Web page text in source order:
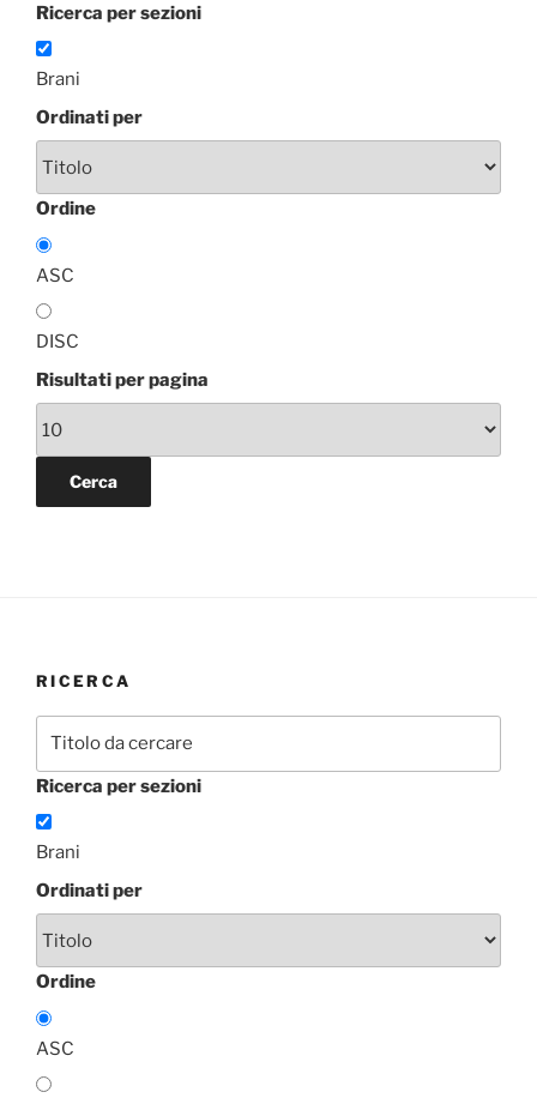
Ricerca per sezioni
Brani
Ordinati per
Ordine
ASC
DISC
Risultati per pagina
RICERCA
Ricerca per sezioni
Brani
Ordinati per
Ordine
ASC